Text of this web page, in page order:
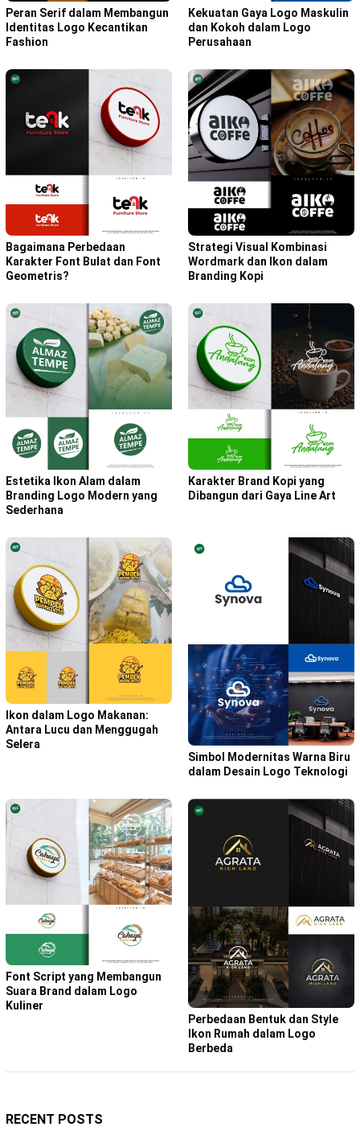
Peran Serif dalam Membangun
Identitas Logo Kecantikan
Fashion
Kekuatan Gaya Logo Maskulin
dan Kokoh dalam Logo
Perusahaan
Bagaimana Perbedaan
Karakter Font Bulat dan Font
Geometris?
Strategi Visual Kombinasi
Wordmark dan Ikon dalam
Branding Kopi
Estetika Ikon Alam dalam
Branding Logo Modern yang
Sederhana
Karakter Brand Kopi yang
Dibangun dari Gaya Line Art
Ikon dalam Logo Makanan:
Antara Lucu dan Menggugah
Selera
Simbol Modernitas Warna Biru
dalam Desain Logo Teknologi
Font Script yang Membangun
Suara Brand dalam Logo
Kuliner
Perbedaan Bentuk dan Style
Ikon Rumah dalam Logo
Berbeda
RECENT POSTS